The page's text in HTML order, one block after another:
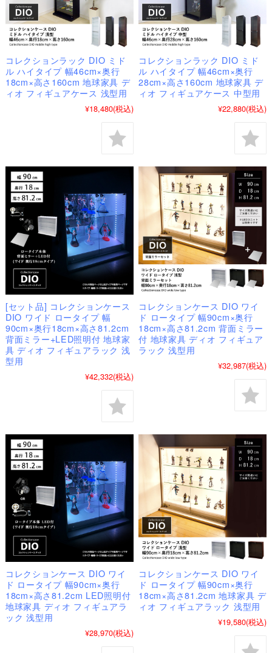
コレクションラック DIO ミド
ル ハイタイプ 幅46cm×奥行
18cm×高さ160cm 地球家具 デ
ィオ フィギュアケース 浅型用
¥18,480(税込)
コレクションラック DIO ミド
ル ハイタイプ 幅46cm×奥行
28cm×高さ160cm 地球家具 デ
ィオ フィギュアケース 中型用
¥22,880(税込)
[セット品] コレクションケース
DIO ワイド ロータイプ 幅
90cm×奥行18cm×高さ81.2cm
背面ミラー+LED照明付 地球家
具 ディオ フィギュアラック 浅
型用
¥42,332(税込)
コレクションケース DIO ワイ
ド ロータイプ 幅90cm×奥行
18cm×高さ81.2cm 背面ミラー
付 地球家具 ディオ フィギュア
ラック 浅型用
¥32,987(税込)
コレクションケース DIO ワイ
ド ロータイプ 幅90cm×奥行
18cm×高さ81.2cm LED照明付
地球家具 ディオ フィギュアラ
ック 浅型用
¥28,970(税込)
コレクションケース DIO ワイ
ド ロータイプ 幅90cm×奥行
18cm×高さ81.2cm 地球家具 デ
ィオ フィギュアラック 浅型用
¥19,580(税込)